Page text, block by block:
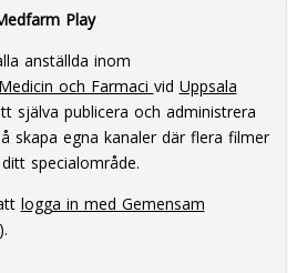
Play
anställda inom
och Farmaci vid Uppsala
själva publicera och administrera
skapa egna kanaler där flera filmer
specialområde.
logga in med Gemensam